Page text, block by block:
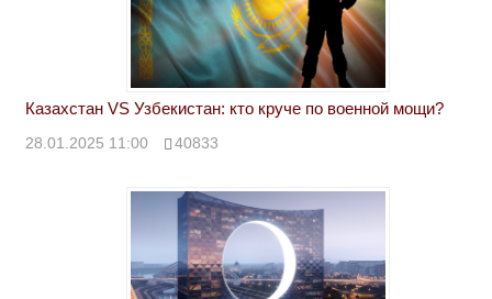
Казахстан VS Узбекистан: кто круче по военной мощи?
28.01.2025 11:00 40833